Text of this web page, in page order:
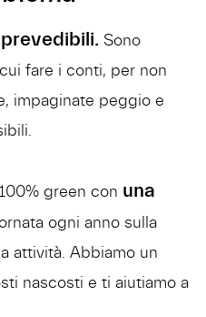
Sono
fare i conti, per non
impaginate peggio e
green con una
ogni anno sulla
attività. Abbiamo un
nascosti e ti aiutiamo a